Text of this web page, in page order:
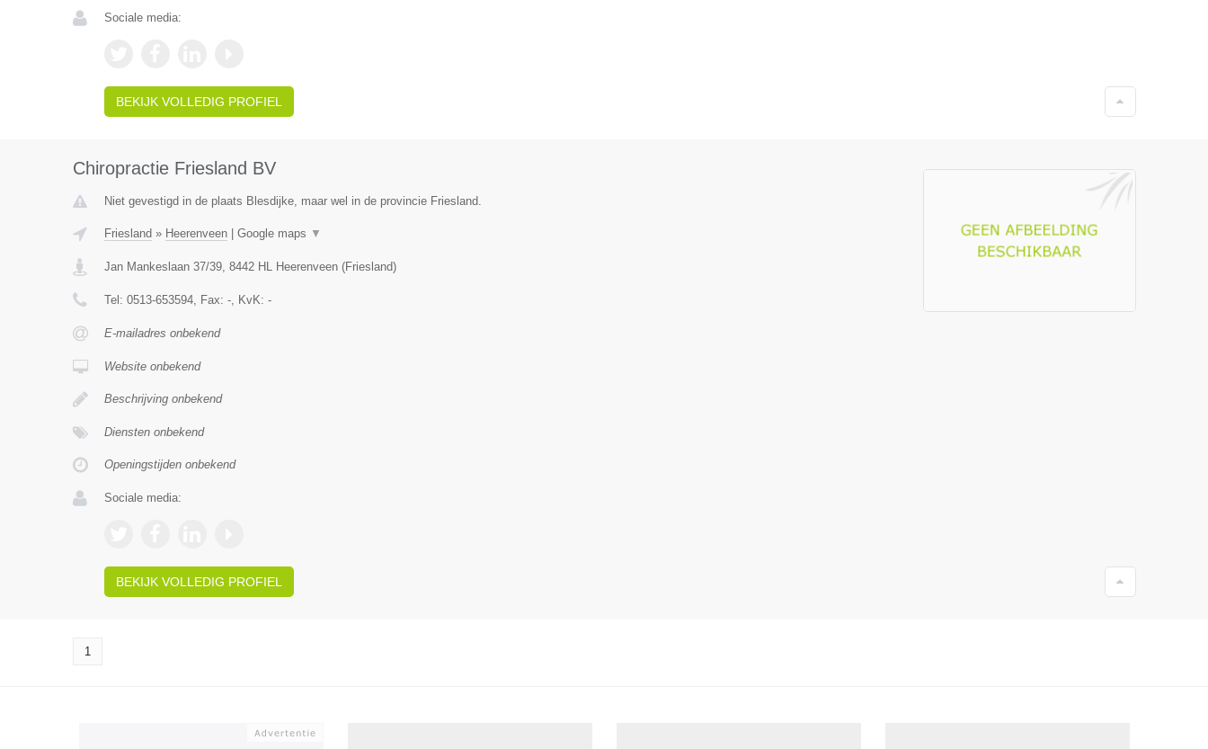
Sociale media:
BEKIJK VOLLEDIG PROFIEL
Chiropractie Friesland BV
Niet gevestigd in de plaats Blesdijke, maar wel in de provincie Friesland.
Friesland » Heerenveen| Google maps ▼
Jan Mankeslaan 37/39, 8442 HL Heerenveen(Friesland)
Tel: 0513-653594, Fax: -, KvK: -
E-mailadres onbekend
Website onbekend
Beschrijving onbekend
Diensten onbekend
Openingstijden onbekend
Sociale media:
BEKIJK VOLLEDIG PROFIEL
1